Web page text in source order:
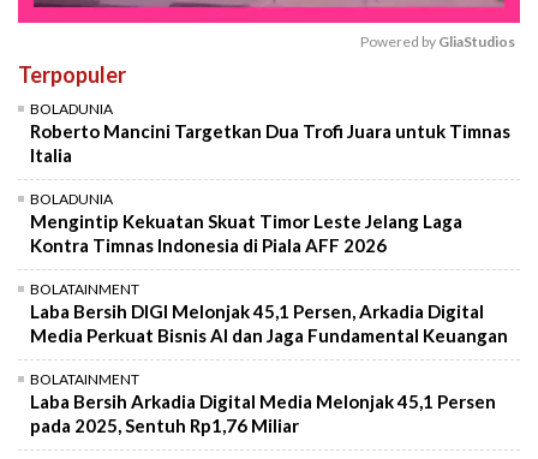
Powered by GliaStudios
Terpopuler
BOLADUNIA
Roberto Mancini Targetkan Dua Trofi Juara untuk Timnas
Italia
BOLADUNIA
Mengintip Kekuatan Skuat Timor Leste Jelang Laga
Kontra Timnas Indonesia di Piala AFF 2026
BOLATAINMENT
Laba Bersih DIGI Melonjak 45,1 Persen, Arkadia Digital
Media Perkuat Bisnis AI dan Jaga Fundamental Keuangan
BOLATAINMENT
Laba Bersih Arkadia Digital Media Melonjak 45,1 Persen
pada 2025, Sentuh Rp1,76 Miliar